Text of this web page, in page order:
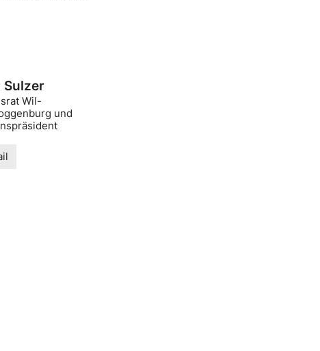
Sulzer
Wil-
und